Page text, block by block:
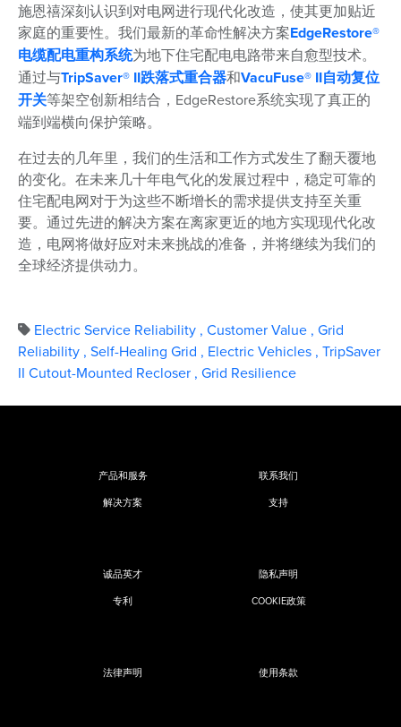
施恩禧深刻认识到对电网进行现代化改造，使其更加贴近
家庭的重要性。我们最新的革命性解决方案EdgeRestore®
电缆配电重构系统为地下住宅配电电路带来自愈型技术。
通过与TripSaver® II跌落式重合器和VacuFuse® II自动复位
开关等架空创新相结合，EdgeRestore系统实现了真正的
端到端横向保护策略。
在过去的几年里，我们的生活和工作方式发生了翻天覆地
的变化。在未来几十年电气化的发展过程中，稳定可靠的
住宅配电网对于为这些不断增长的需求提供支持至关重
要。通过先进的解决方案在离家更近的地方实现现代化改
造，电网将做好应对未来挑战的准备，并将继续为我们的
全球经济提供动力。
Electric Service Reliability , Customer Value , Grid
Reliability , Self-Healing Grid , Electric Vehicles , TripSaver
II Cutout-Mounted Recloser , Grid Resilience
产品和服务
解决方案
联系我们
支持
诚品英才
专利
隐私声明
COOKIE政策
法律声明 使用条款